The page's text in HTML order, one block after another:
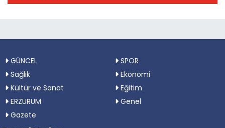
GÜNCEL
SPOR
Sağlık
Ekonomi
Kültür ve Sanat
Eğitim
ERZURUM
Genel
Gazete